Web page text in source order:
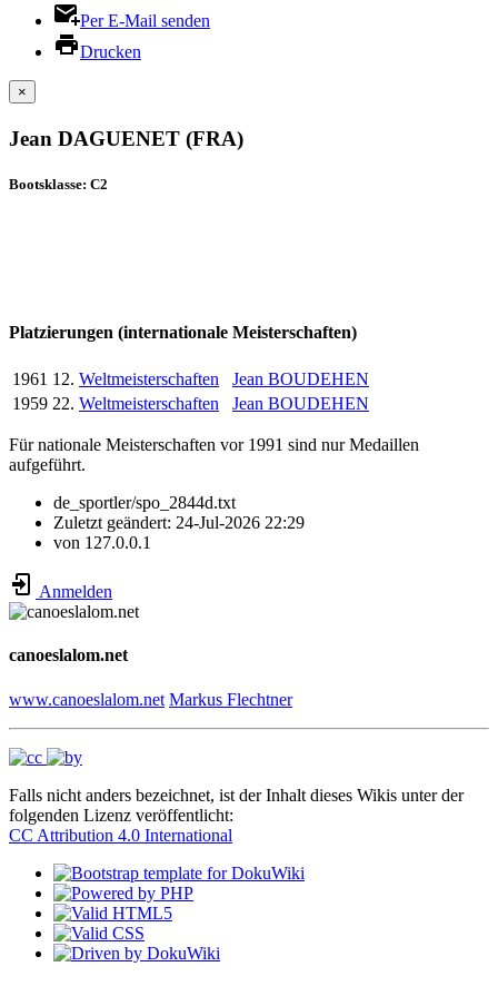
Per E-Mail senden
Drucken
×
Jean DAGUENET (FRA)
Bootsklasse: C2
Platzierungen (internationale Meisterschaften)
1961 12. Weltmeisterschaften
Jean BOUDEHEN
1959 22. Weltmeisterschaften Jean BOUDEHEN
Für nationale Meisterschaften vor 1991 sind nur Medaillen
aufgeführt.
de_sportler/spo_2844d.txt
Zuletzt geändert: 24-Jul-2026 22:29
von 127.0.0.1
Anmelden
canoeslalom.net
www.canoeslalom.net Markus Flechtner
Falls nicht anders bezeichnet, ist der Inhalt dieses Wikis unter der
folgenden Lizenz veröffentlicht:
CC Attribution 4.0 International